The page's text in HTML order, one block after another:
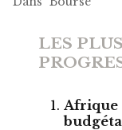
LES
Afrique